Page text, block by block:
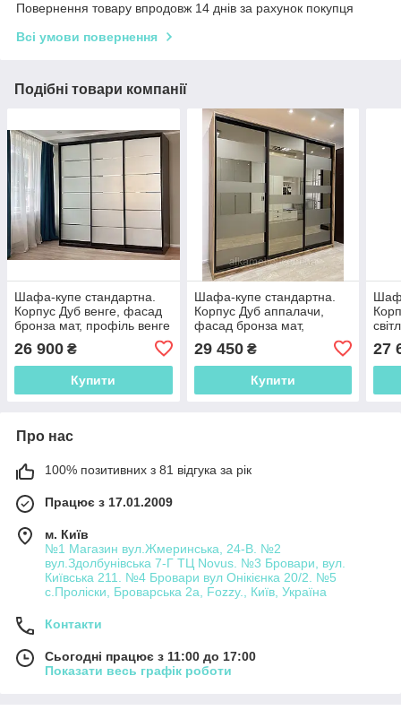
Повернення товару впродовж 14 днів за рахунок покупця
Всі умови повернення
Подібні товари компанії
Шафа-купе стандартна.
Корпус Дуб венге, фасад
бронза мат, профіль венге
2626*600*2400
26 900 ₴
Купити
Шафа-купе стандартна.
Корпус Дуб аппалачи,
фасад бронза мат,
Розмір 2626*600*2400
29 450₴
Купити
27
Про нас
100% позитивних з 81 відгука за рік
Працює з 17.01.2009
м. Київ
№1 Магазин вул.Жмеринська, 24-В. №2
вул.Здолбунівська 7-Г ТЦ Novus. №3 Бровари, вул.
Київська 211. №4 Бровари вул Онікієнка 20/2. №5
с.Проліски, Броварська 2а, Fozzy., Київ, Україна
Контакти
Сьогодні працює з 11:00 до 17:00
Показати весь графік роботи